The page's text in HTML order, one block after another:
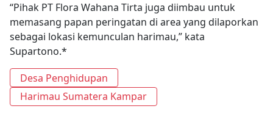
“Pihak PT Flora Wahana Tirta juga diimbau untuk
memasang papan peringatan di area yang dilaporkan
sebagai lokasi kemunculan harimau,” kata
Supartono.*
Desa Penghidupan
Harimau Sumatera Kampar